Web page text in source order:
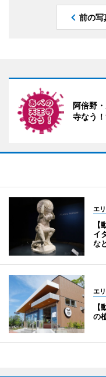
前の写
阿倍野
寺なう
エ
イ
な
エ
の